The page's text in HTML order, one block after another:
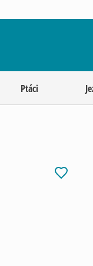
Ptáci